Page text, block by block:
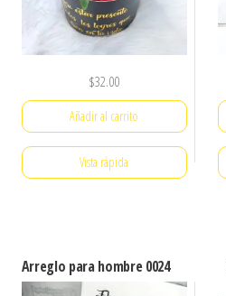
$32.00
Añadir al carrito
Vista rápida
Arreglo para hombre 0024